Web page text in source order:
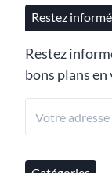
Restez informé
Restez
bons plans